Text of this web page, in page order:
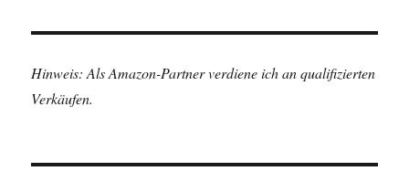
Hinweis: Als Amazon-Partner verdiene ich an qualifizierten
Verkäufen.